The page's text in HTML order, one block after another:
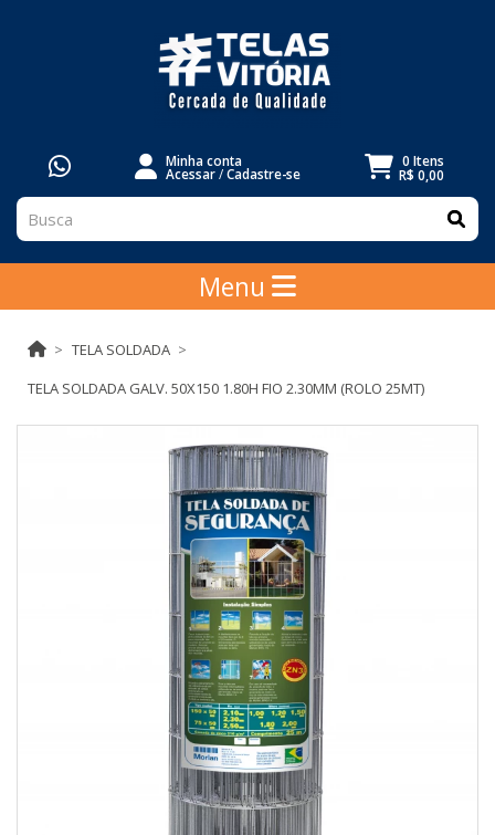
Minha conta
Acessar/Cadastre-se
0 Itens
R$ 0,00
Menu
TELA SOLDADA
TELA SOLDADA GALV. 50X150 1.80H FIO 2.30MM (ROLO 25MT)